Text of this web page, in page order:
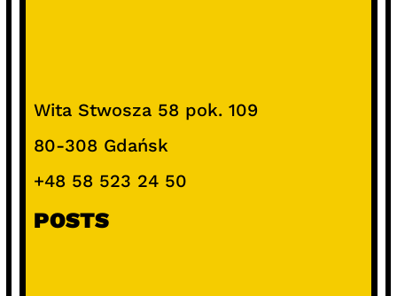
Wita Stwosza 58 pok. 109
80-308 Gdańsk
+48 58 523 24 50
POSTS